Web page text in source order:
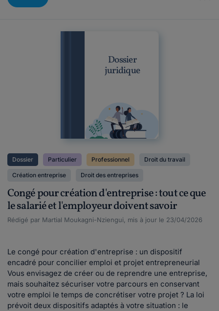
Dossier
juridique
Dossier Particulier Professionnel Droit du travail
Création entreprise Droit des entreprises
Congé pour création d'entreprise : tout ce que
le salarié et l'employeur doivent savoir
Rédigé par Martial Moukagni-Nziengui, mis à jour le 23/04/2026
Le congé pour création d'entreprise : un dispositif
encadré pour concilier emploi et projet entrepreneurial
Vous envisagez de créer ou de reprendre une entreprise,
mais souhaitez sécuriser votre parcours en conservant
votre emploi le temps de concrétiser votre projet ? La loi
prévoit deux dispositifs adaptés à votre situation : le